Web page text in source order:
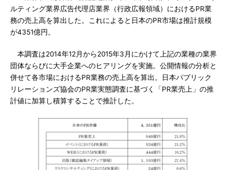
ルティング業界広告代理店業界（行政広報領域）におけるPR業
務の売上高を算出した。これによると日本のPR市場は推計規模
が4351億円。
本調査は2014年12月から2015年3月にかけて上記の業種の業界
団体ならびに大手企業へのヒアリングを実施。公開情報の分析と
併せて各市場におけるPR業務の売上高を算出。日本パブリック
リレーションズ協会のPR業実態調査に基づく「PR業売上」の推
計値に加算し積算することで推計した。